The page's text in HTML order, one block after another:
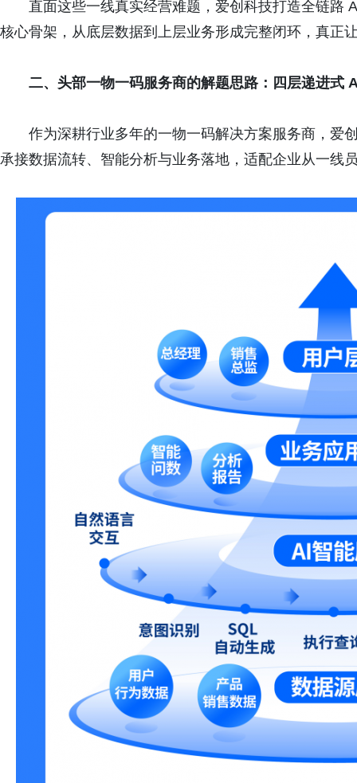
直面这些一线真实经营难题，爱创科技打造全链路
核心骨架，从底层数据到上层业务形成完整闭环，真正
二、 头部一物一码服务商的解题思路：四层递进式
作为深耕行业多年的一物一码解决方案服务商，爱
承接数据流转、智能分析与业务落地，适配企业从一线